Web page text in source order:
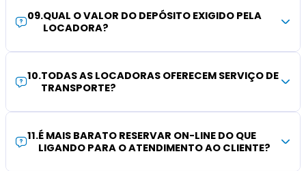
09.QUAL O VALOR DO DEPÓSITO EXIGIDO PELA
LOCADORA?
10.TODAS AS LOCADORAS OFERECEM SERVIÇO DE
TRANSPORTE?
11.É MAIS BARATO RESERVAR ON-LINE DO QUE
LIGANDO PARA O ATENDIMENTO AO CLIENTE?